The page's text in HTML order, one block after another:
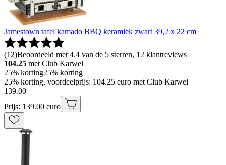
Jamestown tafel kamado BBQ keramiek zwart 39,2 x 22 cm
(12)Beoordeeld met 4.4 van de 5 sterren, 12 klantreviews
104.25 met Club Karwei
25% korting25% korting
25% korting, voordeelprijs: 104.25 euro met Club Karwei
139.00
Prijs: 139.00 euro